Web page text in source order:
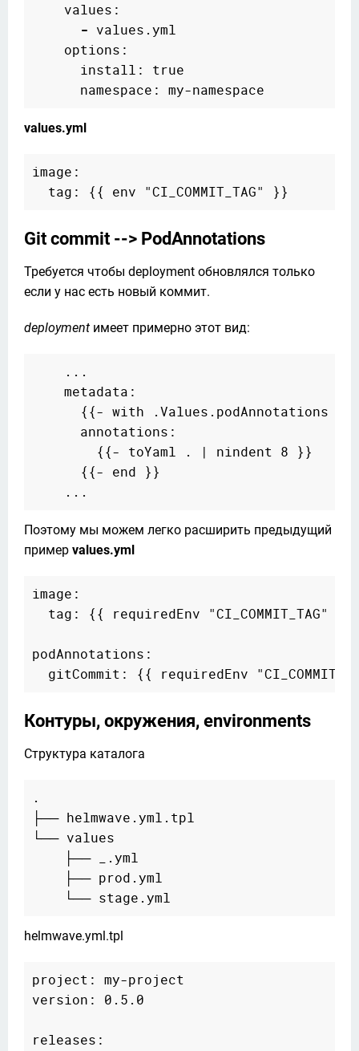
    values:
- values.yml
    options:
      install: true
values.yml
image:
Git commit --> PodAnnotations
Требуется чтобы deployment обновлялся только
если у нас есть новый коммит.
deployment имеет примерно этот вид:
    ...
    metadata:
{{- with .Values.podAnnotations
      annotations:
        {{- toYaml . | nindent 8 }}
      {{- end }}
Поэтому мы можем легко расширить предыдущий
пример values.yml
image:
  tag: {{ requiredEnv "CI_COMMIT_TAG" }}
podAnnotations:
Контуры, окружения, environments
Структура каталога
.
├── helmwave.yml.tpl
└── values
    ├── _.yml
    ├── prod.yml
helmwave.yml.tpl
project: my-project
version: 0.5.0
releases: